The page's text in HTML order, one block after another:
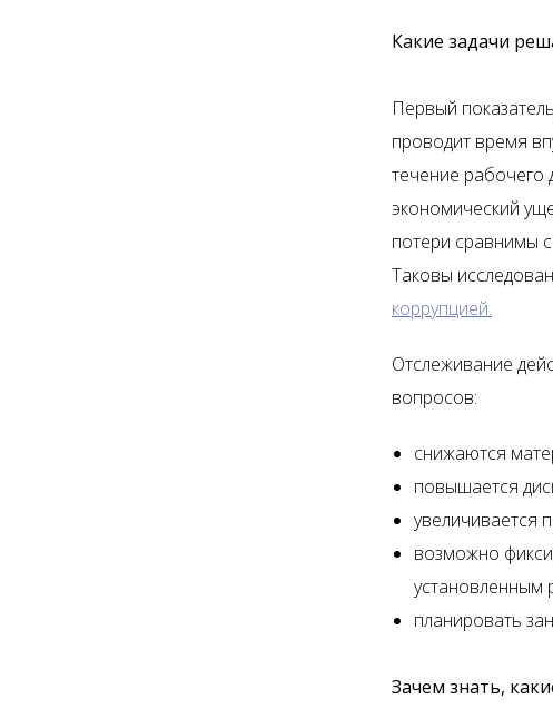
Какие задачи
Первый
проводит время
течение рабочего
экономический
потери сравнимы
Таковы
коррупцией.
Отслеживание
вопросов:
снижаются
повышается
увеличивается
возможно
установленным
планировать
Зачем знать,